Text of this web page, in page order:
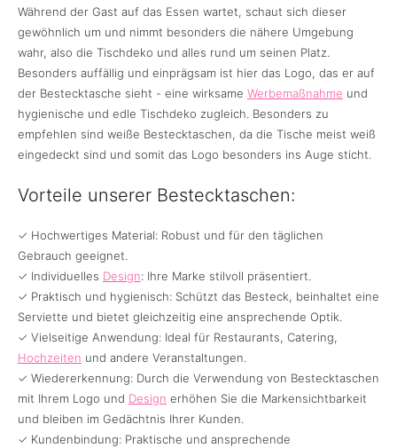
Während der Gast auf das Essen wartet, schaut sich dieser
gewöhnlich um und nimmt besonders die nähere Umgebung
wahr, also die Tischdeko und alles rund um seinen Platz.
Besonders auffällig und einprägsam ist hier das Logo, das er auf
der Bestecktasche sieht - eine wirksame Werbemaßnahme und
hygienische und edle Tischdeko zugleich. Besonders zu
empfehlen sind weiße Bestecktaschen, da die Tische meist weiß
eingedeckt sind und somit das Logo besonders ins Auge sticht.
Vorteile unserer Bestecktaschen:
✓ Hochwertiges Material: Robust und für den täglichen
Gebrauch geeignet.
✓ Individuelles Design: Ihre Marke stilvoll präsentiert.
✓ Praktisch und hygienisch: Schützt das Besteck, beinhaltet eine
Serviette und bietet gleichzeitig eine ansprechende Optik.
✓ Vielseitige Anwendung: Ideal für Restaurants, Catering,
Hochzeiten und andere Veranstaltungen.
✓ Wiedererkennung: Durch die Verwendung von Bestecktaschen
mit Ihrem Logo und Design erhöhen Sie die Markensichtbarkeit
und bleiben im Gedächtnis Ihrer Kunden.
✓ Kundenbindung: Praktische und ansprechende